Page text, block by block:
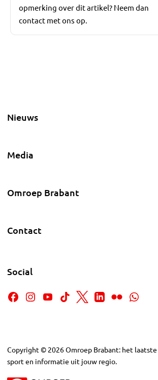
opmerking over dit artikel? Neem dan
contact met ons op.
Nieuws
Media
Omroep Brabant
Contact
Social
Copyright © 2026Omroep Brabant: het
sport en informatie uit jouw regio.